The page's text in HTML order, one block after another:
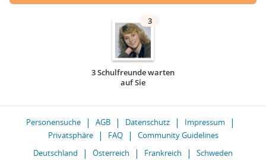
3
3 Schulfreunde warten
auf Sie
Personensuche AGB Datenschutz
Impressum
Privatsphäre
FAQ
Community Guidelines
Deutschland
Österreich Frankreich Schweden